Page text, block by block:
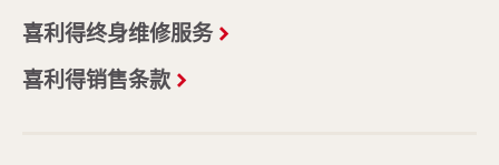
喜利得终身维修服务
喜利得销售条款